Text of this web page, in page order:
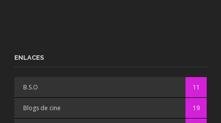
ENLACES
B.S.O 11
Blogs de cine 19